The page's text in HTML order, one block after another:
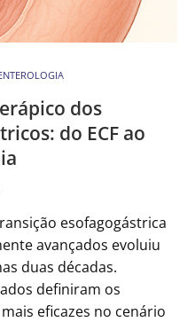
dos
do ECF ao
esofagogástrica
avançados evoluiu
duas décadas.
definiram os
eficazes no cenário